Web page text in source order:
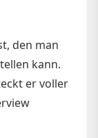
den man
kann.
er voller